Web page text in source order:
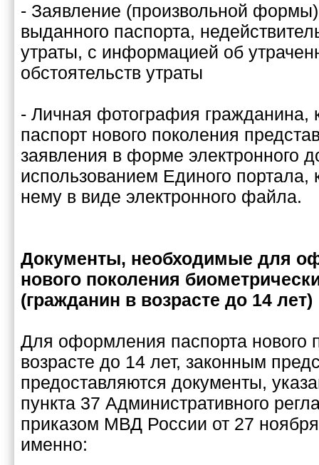
- Заявление (произвольной
выданного паспорта,
утраты, с информацией об
обстоятельств утраты
- Личная фотография гражданина,
паспорт нового поколения
заявления в форме электронного
использованием Единого портала,
нему в виде электронного файла.
Документы, необходимые для
нового поколения
(гражданин в возрасте до 14 лет)
Для оформления паспорта нового
возрасте до 14 лет, законным
предоставляются документы,
пункта 37 Административного
приказом МВД России от 27
именно: